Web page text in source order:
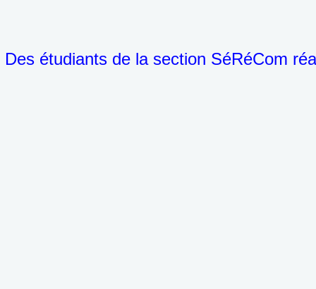
Des étudiants de la section SéRéCom